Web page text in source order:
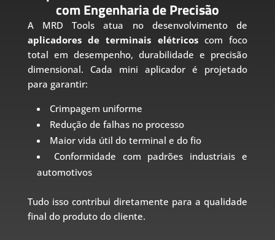
com Engenharia de Precisão
A MRD Tools atua no desenvolvimento de
aplicadores de terminais elétricoscom foco
total em desempenho, durabilidade e precisão
dimensional. Cada mini aplicador é projetado
para garantir:
Crimpagem uniforme
Redução de falhas no processo
Maior vida útil do terminal e do fio
Conformidade com padrões industriais e
automotivos
Tudo isso contribui diretamente para a qualidade
final do produto do cliente.